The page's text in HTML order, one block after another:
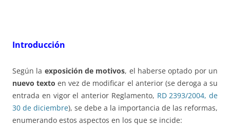
Introducción
Según la exposición de motivos, el haberse optado por un
nuevo texto en vez de modificar el anterior (se deroga a su
entrada en vigor el anterior Reglamento, RD 2393/2004, de
30 de diciembre), se debe a la importancia de las reformas,
enumerando estos aspectos en los que se incide: